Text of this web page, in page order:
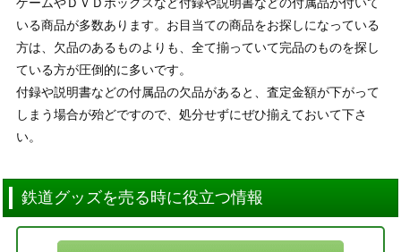
いる商品が多数あります。お目当ての商品をお探しになっている
方は、欠品のあるものよりも、全て揃っていて完品のものを探し
ている方が圧倒的に多いです。
付録や説明書などの付属品の欠品があると、査定金額が下がって
しまう場合が殆どですので、処分せずにぜひ揃えておいて下さ
い。
鉄道グッズを売る時に役立つ情報